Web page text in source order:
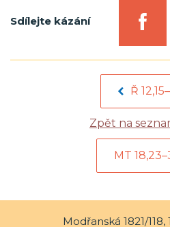
Sdílejte kázání
Ř
Zpět na
MT
Modřanská 1821/